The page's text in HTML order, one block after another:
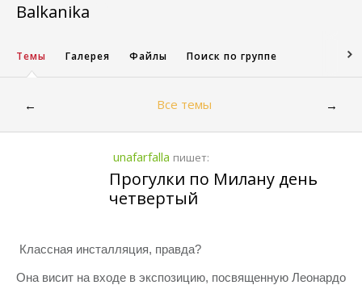
Balkanika
Темы Галерея Файлы Поиск по группе
← Все темы →
unafarfalla пишет:
Прогулки по Милану день
четвертый
Классная инсталляция, правда?
Она висит на входе в экспозицию, посвященную Леонардо